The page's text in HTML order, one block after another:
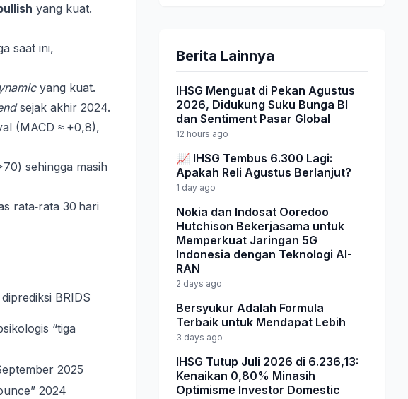
yang kuat.
saat ini,
yang kuat.
sejak akhir 2024.
(MACD ≈ +0,8),
sehingga masih
rata‑rata 30 hari
BRIDS
“tiga
2025
2024
Berita Lainnya
IHSG Menguat di Pekan Agustus
2026, Didukung Suku Bunga BI
dan Sentiment Pasar Global
12 hours ago
📈 IHSG Tembus 6.300 Lagi:
Apakah Reli Agustus Berlanjut?
1 day ago
Nokia dan Indosat Ooredoo
Hutchison Bekerjasama untuk
Memperkuat Jaringan 5G
Indonesia dengan Teknologi AI-
RAN
2 days ago
Bersyukur Adalah Formula
Terbaik untuk Mendapat Lebih
3 days ago
IHSG Tutup Juli 2026 di 6.236,13:
Kenaikan 0,80% Minasih
Optimisme Investor Domestic